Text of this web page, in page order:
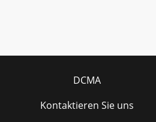
DCMA
Kontaktieren Sie uns